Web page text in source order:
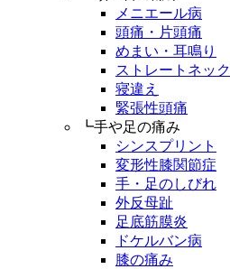
メニエール病
頭痛・片頭痛
めまい・耳鳴り
ストレートネック
寝違え
緊張性頭痛
┗手や足の痛み
シンスプリント
変形性膝関節症
手・足のしびれ
外反母趾
足底筋膜炎
ドケルバン病
膝の痛み